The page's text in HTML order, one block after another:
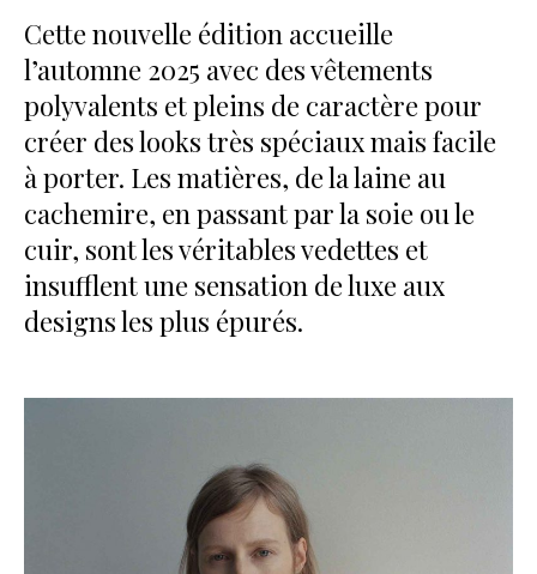
Cette nouvelle édition accueille
l’automne 2025 avec des vêtements
polyvalents et pleins de caractère pour
créer des looks très spéciaux mais facile
à porter. Les matières, de la laine au
cachemire, en passant par la soie ou le
cuir, sont les véritables vedettes et
insufflent une sensation de luxe aux
designs les plus épurés.